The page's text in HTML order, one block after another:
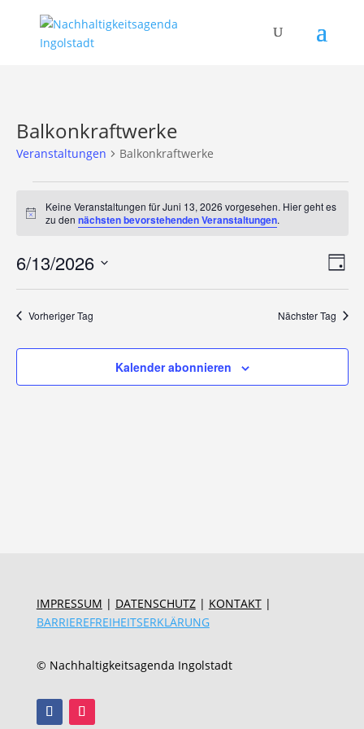
Balkonkraftwerke
Veranstaltungen Balkonkraftwerke
Veranstaltungen
für
13,
2026
Hinweis
Keine Veranstaltungen für Juni 13, 2026 vorgesehen. Hier geht es
zu den nächsten bevorstehenden Veranstaltungen.
Tag
6/13/2026
Vorheriger Tag Nächster Tag
Kalender abonnieren
IMPRESSUM | DATENSCHUTZ| KONTAKT |
BARRIEREFREIHEITSERKLÄRUNG
© Nachhaltigkeitsagenda Ingolstadt